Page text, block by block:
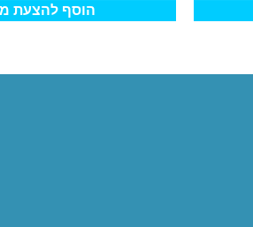
הוסף להצעת